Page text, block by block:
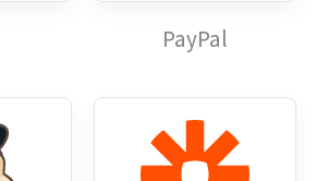
PayPal